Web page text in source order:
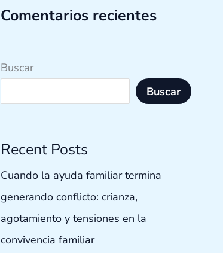
Comentarios recientes
Buscar
Buscar
Recent Posts
Cuando la ayuda familiar termina
generando conflicto: crianza,
agotamiento y tensiones en la
convivencia familiar